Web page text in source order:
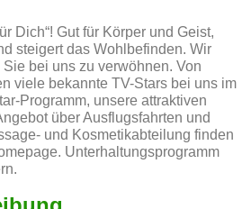
Dich“! Gut für Körper und Geist,
steigert das Wohlbefinden. Wir
bei uns zu verwöhnen. Von
viele bekannte TV-Stars bei uns im
Programm, unsere attraktiven
über Ausflugsfahrten und
und Kosmetikabteilung finden
Unterhaltungsprogramm